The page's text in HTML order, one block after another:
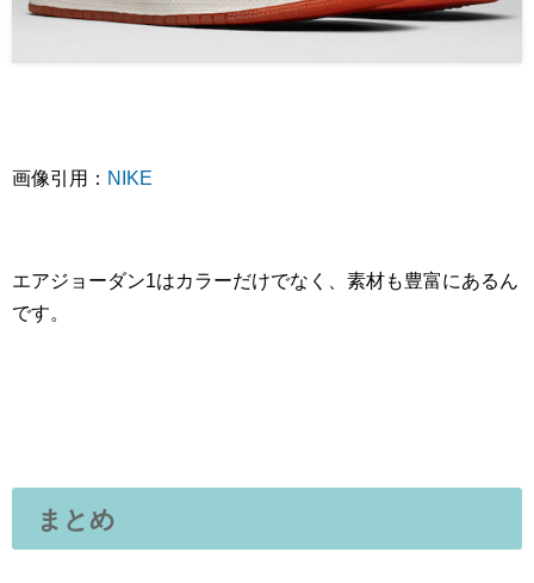
画像引用： NIKE
エアジョーダン1はカラーだけでなく、素材も豊富にあるん
です。
まとめ